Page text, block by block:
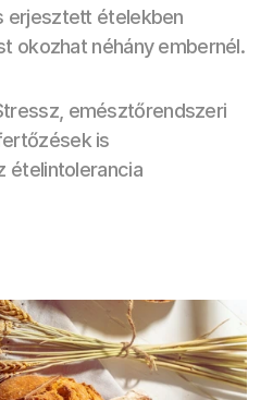
erjesztett ételekben
okozhat néhány embernél.
emésztőrendszeri
is
ételintolerancia